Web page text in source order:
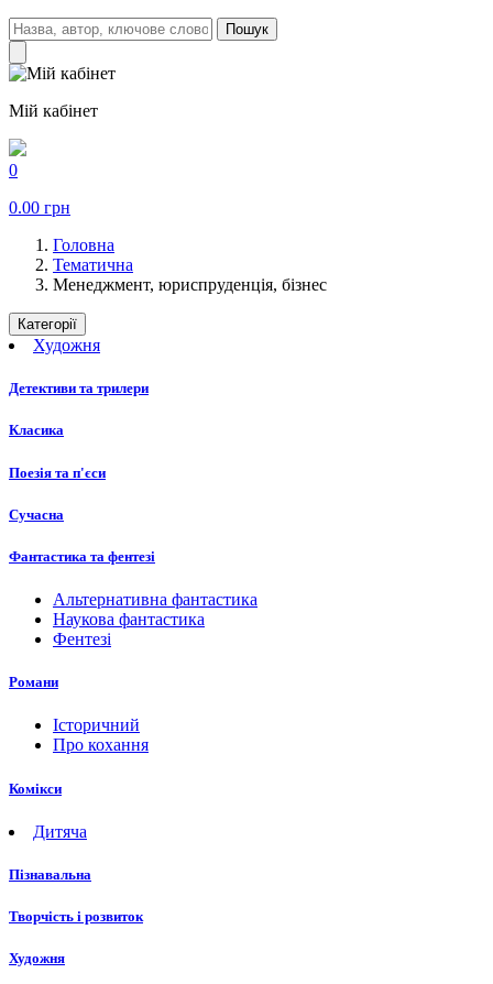
Пошук
Мій кабінет
0
0.00 грн
Головна
Тематична
Менеджмент, юриспруденція, бізнес
Категорії
Художня
Детективи та трилери
Класика
Поезія та п'єси
Сучасна
Фантастика та фентезі
Альтернативна фантастика
Наукова фантастика
Фентезі
Романи
Історичний
Про кохання
Комікси
Дитяча
Пізнавальна
Творчість і розвиток
Художня